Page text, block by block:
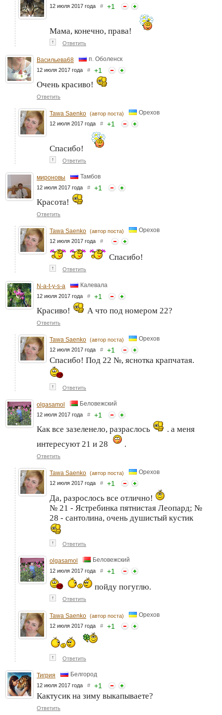
12 июля 2017 года # +1
Мама, конечно, права!
↑ Ответить
Васильева68 п. Оболенск
12 июля 2017 года # +1
Очень красиво!
Ответить
Tawa Saenko (автор поста) Орехов
12 июля 2017 года # +1
Спасибо!
↑ Ответить
мироновы Тамбов
12 июля 2017 года # +1
Красота!
Ответить
Tawa Saenko (автор поста) Орехов
12 июля 2017 года #
Спасибо!
↑ Ответить
N-a-t-y-s-a Калевала
12 июля 2017 года # +1
Красиво! А что под номером 22?
Ответить
Tawa Saenko (автор поста) Орехов
12 июля 2017 года # +1
Спасибо! Под 22 №, яснотка крапчатая.
↑ Ответить
olgasamol Беловежский
12 июля 2017 года # +1
Как все зазеленело, разраслось
. а меня
интересуют 21 и 28
.
Ответить
Tawa Saenko (автор поста) Орехов
12 июля 2017 года # +1
Да, разрослось все отлично!
№ 21 - Ястребинка пятнистая Леопард; №
28 - сантолина, очень душистый кустик
↑ Ответить
olgasamol Беловежский
12 июля 2017 года # +1
пойду погуглю.
↑ Ответить
Tawa Saenko (автор поста) Орехов
12 июля 2017 года # +1
↑ Ответить
Тигрия Белгород
12 июля 2017 года # +1
Кактусик на зиму выкапываете?
Ответить